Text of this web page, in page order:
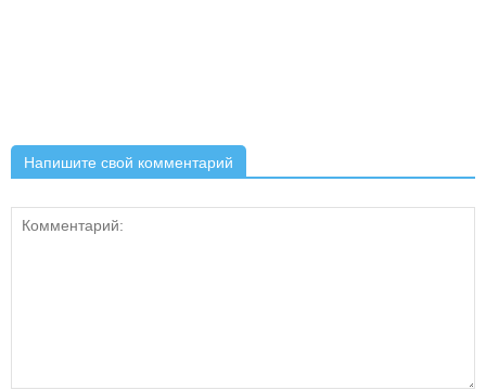
Напишите свой комментарий